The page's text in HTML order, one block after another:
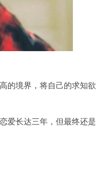
的境界，将自己的求知欲
爱长达三年，但最终还是